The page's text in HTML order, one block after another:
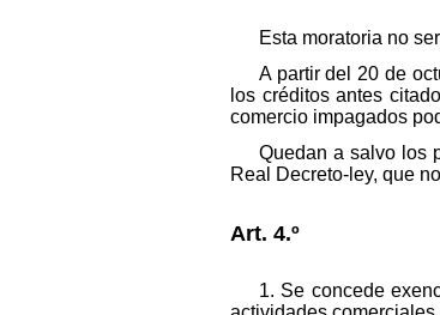
Esta moratoria no
A partir del 20 de
los créditos antes
comercio impagados
Quedan a salvo los
Real Decreto-ley, que
Art. 4.º
1. Se concede